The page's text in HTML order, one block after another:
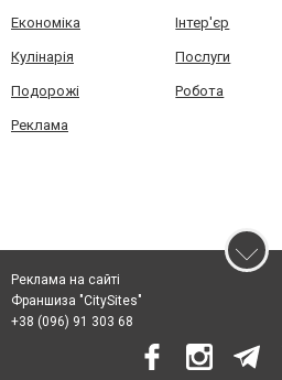
Економіка Інтер'єр
Кулінарія Послуги
Подорожі Робота
Реклама
Реклама на сайті
Франшиза "CitySites"
+38 (096) 91 303 68